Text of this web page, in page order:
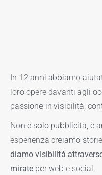
In 12 anni abbiamo
loro opere davanti agli
passione in visibilità,
Non è solo pubblicità, è
esperienza creiamo
diamo visibilità
mirate per web e social.